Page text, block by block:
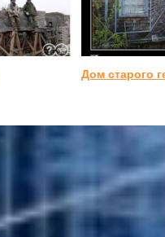
Дом старого